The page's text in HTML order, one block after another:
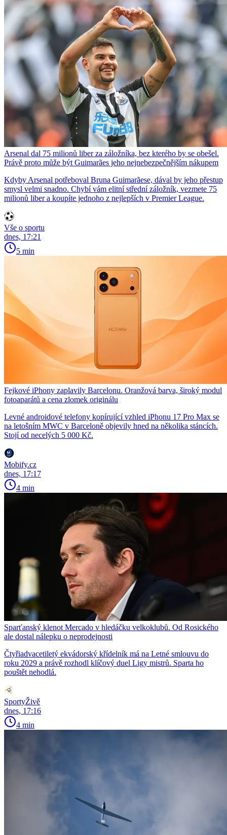
Arsenal dal 75 milionů liber za záložníka, bez kterého by se obešel.
Právě proto může být Guimarães jeho nejnebezpečnějším nákupem
Kdyby Arsenal potřeboval Bruna Guimarãese, dával by jeho přestup
smysl velmi snadno. Chybí vám elitní střední záložník, vezmete 75
milionů liber a koupíte jednoho z nejlepších v Premier League.
Vše o sportu
dnes, 17:21
5 min
Fejkové iPhony zaplavily Barcelonu. Oranžová barva, široký modul
fotoaparátů a cena zlomek originálu
Levné androidové telefony kopírující vzhled iPhonu 17 Pro Max se
na letošním MWC v Barceloně objevily hned na několika stáncích.
Stojí od necelých 5 000 Kč.
Mobify.cz
dnes, 17:17
4 min
Sparťanský klenot Mercado v hledáčku velkoklubů. Od Rosického
ale dostal nálepku o neprodejnosti
Čtyřiadvacetiletý ekvádorský křídelník má na Letné smlouvu do
roku 2029 a právě rozhodl klíčový duel Ligy mistrů. Sparta ho
pouštět nehodlá.
SportyŽivě
dnes, 17:16
4 min